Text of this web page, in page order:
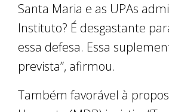
Santa Maria e as UPAs
Instituto? É desgastante
essa defesa. Essa
prevista”, afirmou.
Também favorável à